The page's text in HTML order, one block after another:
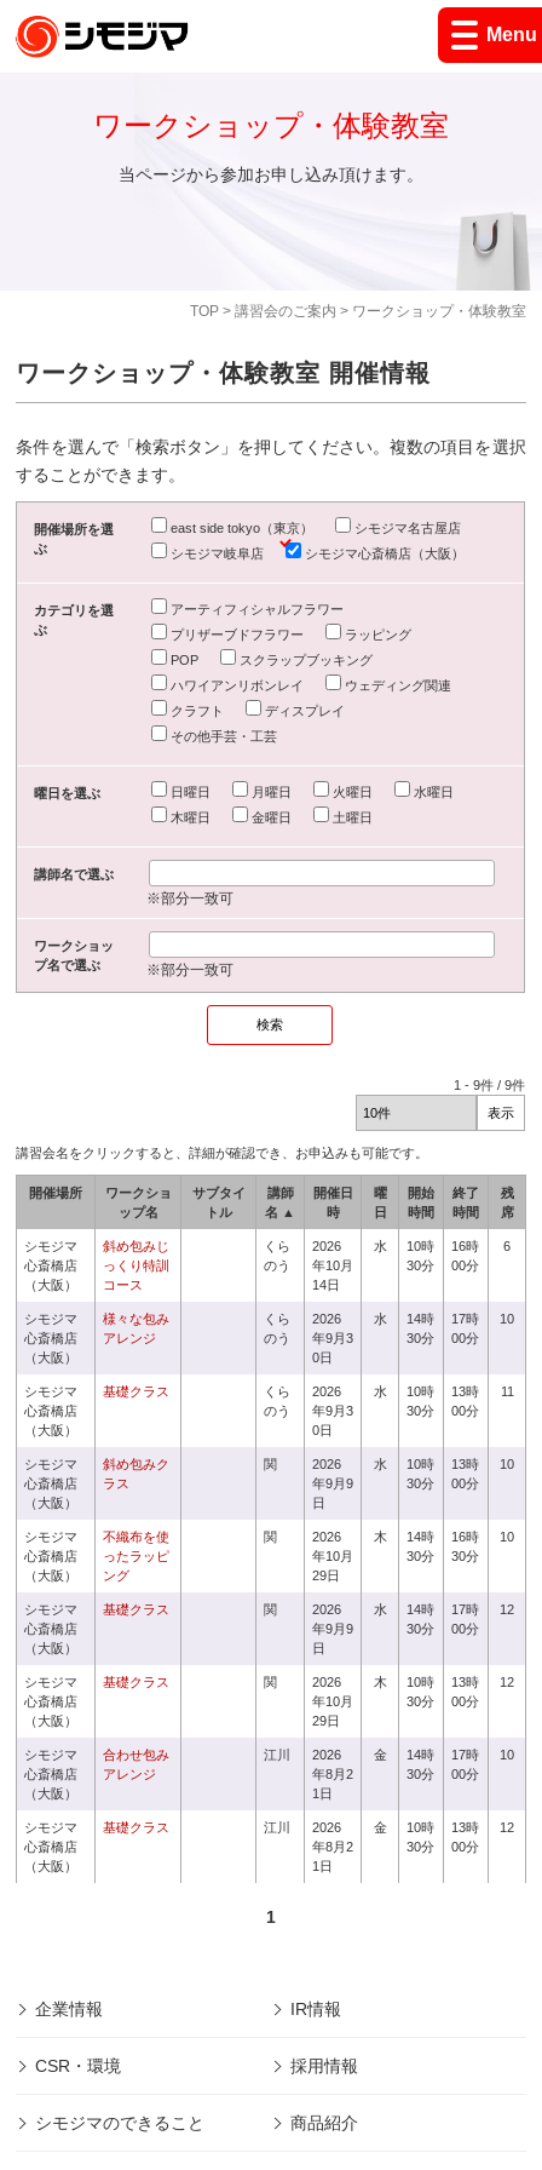
Menu
TOP> 講習会のご案内 > ワークショップ・体験教室
ワークショップ・体験教室
当ページから参加お申し込み頂けます。
ワークショップ・体験教室 開催情報
条件を選んで「検索ボタン」を押してください。複数の項目を選択
することができます。
開催場所を選
ぶ
east side tokyo（東京）
シモジマ名古屋店
シモジマ岐阜店
シモジマ心斎橋店（大阪）
カテゴリを選
ぶ
アーティフィシャルフラワー
プリザーブドフラワー
ラッピング
POP
スクラップブッキング
ハワイアンリボンレイ
ウェディング関連
クラフト
ディスプレイ
その他手芸・工芸
曜日を選ぶ 日曜日 月曜日 火曜日
水曜日
木曜日
金曜日 土曜日
講師名で選ぶ
※部分一致可
ワークショッ
プ名で選ぶ
※部分一致可
1 -9件 /9件
講習会名をクリックすると、詳細が確認でき、お申込みも可能です。
開催場所
ワークショ
ップ名
サブタイ
トル
講師
名 ▲
開催日
時
曜
日
開始
時間
終了
時間
残
席
シモジマ
心斎橋店
（大阪）
斜め包みじ
っくり特訓
コース
くら
のう
2026
年10月
14日
水
10時
30分
16時
00分
6
シモジマ
心斎橋店
（大阪）
様々な包み
アレンジ
くら
のう
2026
年9月3
0日
水
14時
30分
17時
00分
10
シモジマ
心斎橋店
（大阪）
基礎クラス
くら
のう
2026
年9月3
0日
水
10時
30分
13時
00分
11
シモジマ
心斎橋店
（大阪）
斜め包みク
ラス
関
2026
年9月9
日
水
10時
30分
13時
00分
10
シモジマ
心斎橋店
（大阪）
不織布を使
ったラッピ
ング
関
2026
年10月
29日
木
14時
30分
16時
30分
10
シモジマ
心斎橋店
（大阪）
基礎クラス 関
2026
年9月9
日
水
14時
30分
17時
00分
12
シモジマ
心斎橋店
（大阪）
基礎クラス 関
2026
年10月
29日
木
10時
30分
13時
00分
12
シモジマ
心斎橋店
（大阪）
合わせ包み
アレンジ
江川
2026
年8月2
1日
金
14時
30分
17時
00分
10
シモジマ
心斎橋店
（大阪）
基礎クラス 江川
2026
年8月2
1日
金
10時
30分
13時
00分
12
1
企業情報 IR情報
CSR・環境 採用情報
シモジマのできること 商品紹介